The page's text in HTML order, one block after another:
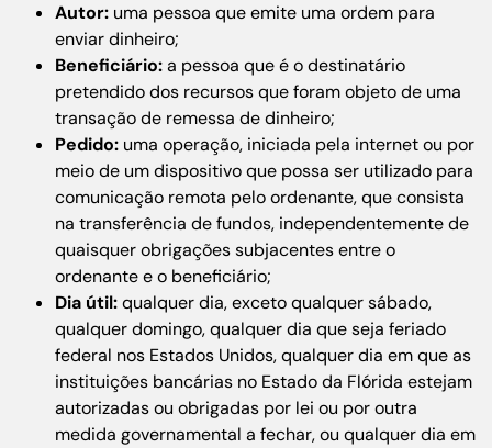
Autor: uma pessoa que emite uma ordem para
enviar dinheiro;
Beneficiário:a pessoa que é o destinatário
pretendido dos recursos que foram objeto de uma
transação de remessa de dinheiro;
Pedido: uma operação, iniciada pela internet ou por
meio de um dispositivo que possa ser utilizado para
comunicação remota pelo ordenante, que consista
na transferência de fundos, independentemente de
quaisquer obrigações subjacentes entre o
ordenante e o beneficiário;
Dia útil:qualquer dia, exceto qualquer sábado,
qualquer domingo, qualquer dia que seja feriado
federal nos Estados Unidos, qualquer dia em que as
instituições bancárias no Estado da Flórida estejam
autorizadas ou obrigadas por lei ou por outra
medida governamental a fechar, ou qualquer dia em